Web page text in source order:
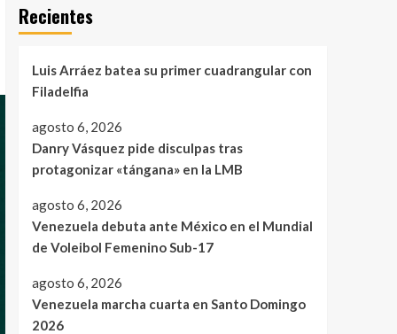
Recientes
Luis Arráez batea su primer cuadrangular con
Filadelfia
agosto 6, 2026
Danry Vásquez pide disculpas tras
protagonizar «tángana» en la LMB
agosto 6, 2026
Venezuela debuta ante México en el Mundial
de Voleibol Femenino Sub-17
agosto 6, 2026
Venezuela marcha cuarta en Santo Domingo
2026